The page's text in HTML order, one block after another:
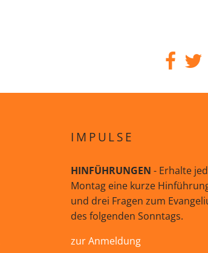
IMPULSE
HINFÜHRUNGEN - Erhalte
Montag eine kurze
und drei Fragen zum
des folgenden Sonntags.
zur Anmeldung